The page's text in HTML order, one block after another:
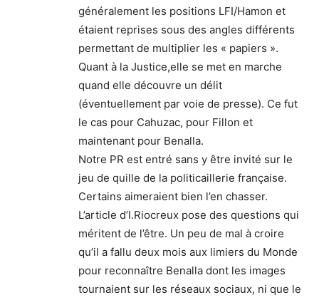
généralement les positions LFI/Hamon et
étaient reprises sous des angles différents
permettant de multiplier les « papiers ».
Quant à la Justice,elle se met en marche
quand elle découvre un délit
(éventuellement par voie de presse). Ce fut
le cas pour Cahuzac, pour Fillon et
maintenant pour Benalla.
Notre PR est entré sans y être invité sur le
jeu de quille de la politicaillerie française.
Certains aimeraient bien l’en chasser.
L’article d’I.Riocreux pose des questions qui
méritent de l’être. Un peu de mal à croire
qu’il a fallu deux mois aux limiers du Monde
pour reconnaître Benalla dont les images
tournaient sur les réseaux sociaux, ni que le